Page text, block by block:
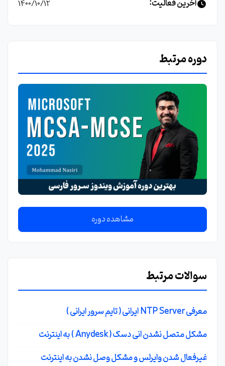
آخرین فعالیت: 1400/10/12
دوره مرتبط
مشاهده دوره
سوالات مرتبط
معرفی NTP Server ایرانی ( تایم سرور ایرانی )
مشکل متصل نشدن انی دسک ( Anydesk ) به اینترنت
غیرفعال شدن وایرلس و مشکل وصل نشدن به اینترنت